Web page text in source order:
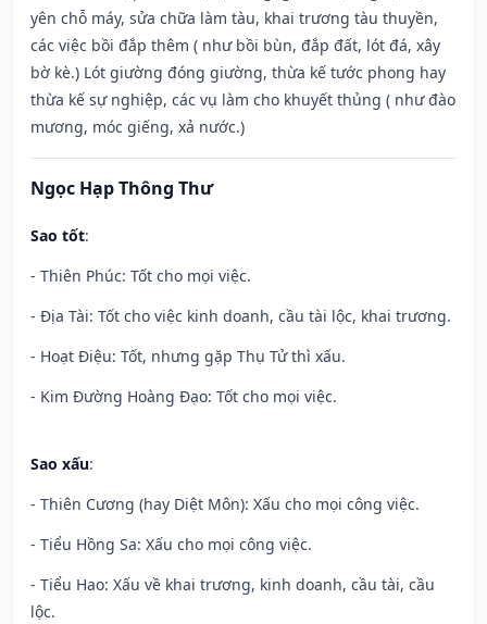
yên chỗ máy, sửa chữa làm tàu, khai trương tàu thuyền,
các việc bồi đắp thêm ( như bồi bùn, đắp đất, lót đá, xây
bờ kè.) Lót giường đóng giường, thừa kế tước phong hay
thừa kế sự nghiệp, các vụ làm cho khuyết thủng ( như đào
mương, móc giếng, xả nước.)
Ngọc Hạp Thông Thư
Sao tốt:
- Thiên Phúc: Tốt cho mọi việc.
- Địa Tài: Tốt cho việc kinh doanh, cầu tài lộc, khai trương.
- Hoạt Điệu: Tốt, nhưng gặp Thụ Tử thì xấu.
- Kim Đường Hoàng Đạo: Tốt cho mọi việc.
Sao xấu:
- Thiên Cương (hay Diệt Môn): Xấu cho mọi công việc.
- Tiểu Hồng Sa: Xấu cho mọi công việc.
- Tiểu Hao: Xấu về khai trương, kinh doanh, cầu tài, cầu
lộc.